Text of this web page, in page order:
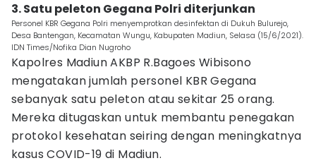
3. Satu peleton Gegana Polri diterjunkan
Personel KBR Gegana Polri menyemprotkan desinfektan di Dukuh Bulurejo,
Desa Bantengan, Kecamatan Wungu, Kabupaten Madiun, Selasa (15/6/2021).
IDN Times/Nofika Dian Nugroho
Kapolres Madiun AKBP R.Bagoes Wibisono
mengatakan jumlah personel KBR Gegana
sebanyak satu peleton atau sekitar 25 orang.
Mereka ditugaskan untuk membantu penegakan
protokol kesehatan seiring dengan meningkatnya
kasus COVID-19 di Madiun.